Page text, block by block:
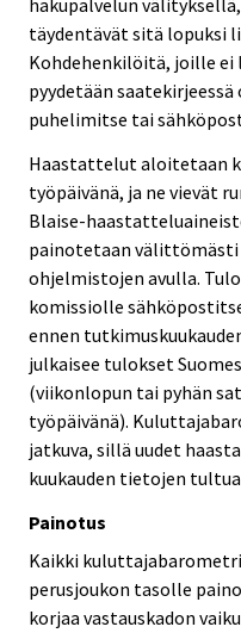
hakupalvelun
täydentävät sitä lopuksi
Kohdehenkilöitä, joille ei
pyydetään
puhelimitse tai
Haastattelut aloitetaan
työpäivänä, ja ne vievät
Blaise-
painotetaan välittömästi
ohjelmistojen avulla.
komissiolle
ennen
julkaisee tulokset
(viikonlopun tai pyhän
työpäivänä).
jatkuva, sillä uudet
kuukauden tietojen
Painotus
Kaikki
perusjoukon tasolle
korjaa vastauskadon